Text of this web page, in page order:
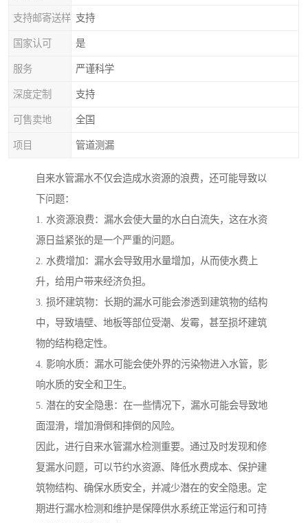
支持邮寄送样 支持
国家认可 是
服务 严谨科学
深度定制 支持
可售卖地 全国
项目 管道测漏
自来水管漏水不仅会造成水资源的浪费，还可能导致以
下问题：
1. 水资源浪费：漏水会使大量的水白白流失，这在水资
源日益紧张的是一个严重的问题。
2. 水费增加：漏水会导致用水量增加，从而使水费上
升，给用户带来经济负担。
3. 损坏建筑物：长期的漏水可能会渗透到建筑物的结构
中，导致墙壁、地板等部位受潮、发霉，甚至损坏建筑
物的结构稳定性。
4. 影响水质：漏水可能会使外界的污染物进入水管，影
响水质的安全和卫生。
5. 潜在的安全隐患：在一些情况下，漏水可能会导致地
面湿滑，增加滑倒和摔倒的风险。
因此，进行自来水管漏水检测重要。通过及时发现和修
复漏水问题，可以节约水资源、降低水费成本、保护建
筑物结构、确保水质安全，并减少潜在的安全隐患。定
期进行漏水检测和维护是保障供水系统正常运行和可持